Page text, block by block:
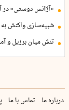
«آژانس دوستی» در
شبیه‌سازی واکنش
تنش میان برزیل و
درباره ما تماس با ما